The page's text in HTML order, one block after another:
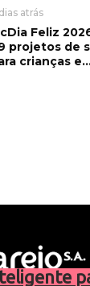
atrás
Feliz
projetos de
crianças